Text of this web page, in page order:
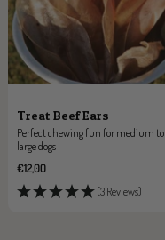
Treat Beef Ears
Perfect chewing fun for medium to
large dogs
Sale
price
€12,00
(3 Reviews)